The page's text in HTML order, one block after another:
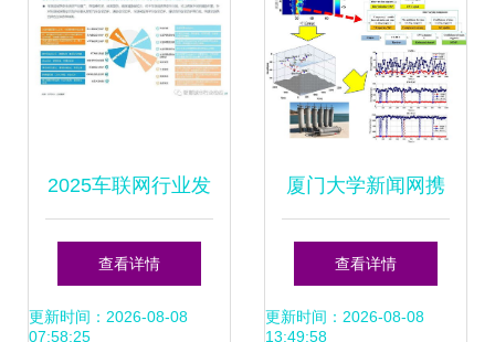
开发再启航
2025车联网行业发
展新趋势 数字融合
与资本协奏下的智
查看详情
更新时间：2026-08-08
07:58:25
厦门大学新闻网携
手厦门网络技术开
发 共创智慧教育新
查看详情
更新时间：2026-08-08
13:49:58